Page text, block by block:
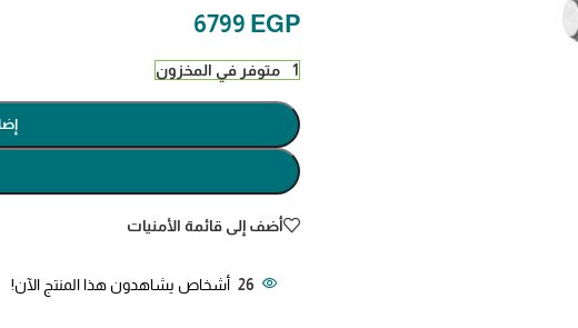
6799 EGP
1 متوفر في المخزون
أضف إلى قائمة الأمنيات
26 أشخاص يشاهدون هذا المنتج الآن!